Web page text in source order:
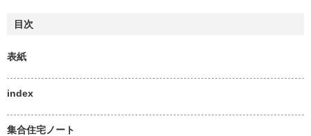
目次
表紙
index
集合住宅ノート